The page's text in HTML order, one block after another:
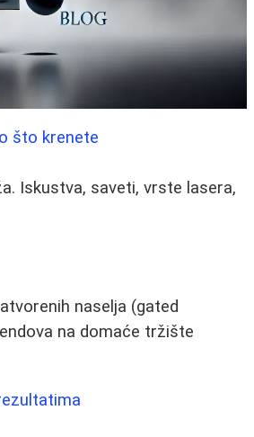
što krenete
Iskustva, saveti, vrste lasera,
naselja (gated
na domaće tržište